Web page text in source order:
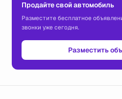
Продайте свой автомобиль
Разместите бесплатное
звонки уже сегодня.
Разместить